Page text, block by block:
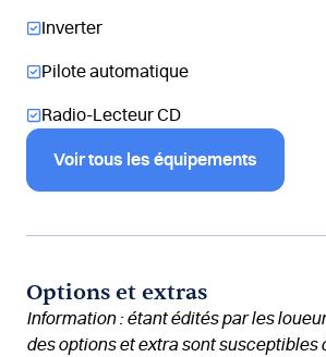
Inverter
Pilote automatique
Radio-Lecteur CD
Voir tous les équipements
Options et extras
Information : étant édités par les
des options et extra sont susceptibles